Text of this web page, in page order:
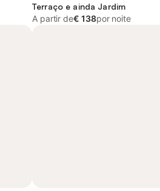
Terraço e ainda Jardim
A partir de€ 138por noite